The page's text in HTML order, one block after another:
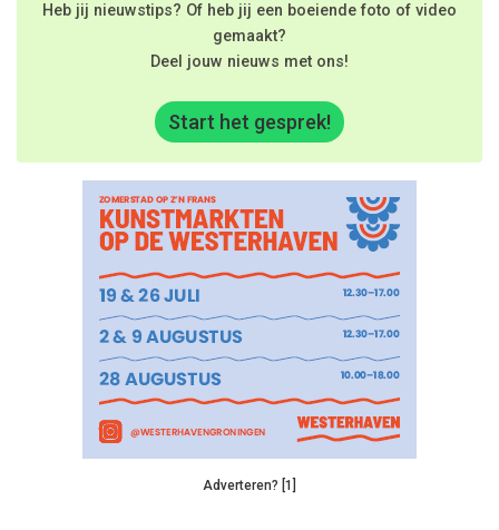
Heb jij nieuwstips? Of heb jij een boeiende foto of video
gemaakt?
Deel jouw nieuws met ons!
Start het gesprek!
Adverteren? [1]